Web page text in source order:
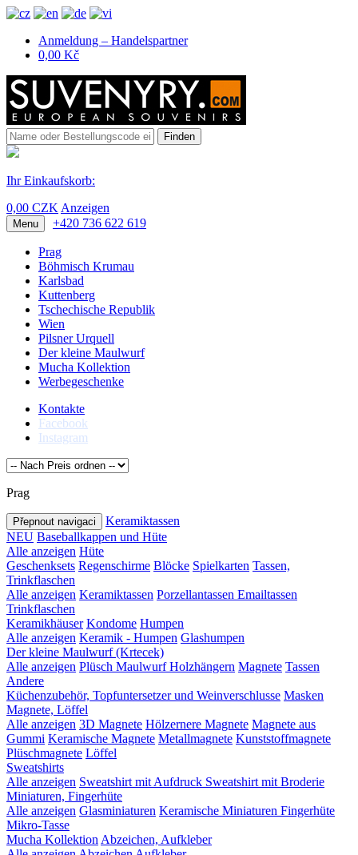
Anmeldung – Handelspartner
0,00 Kč
Finden
Ihr Einkaufskorb:
0,00 CZK Anzeigen
Menu +420 736 622 619
Prag
Böhmisch Krumau
Karlsbad
Kuttenberg
Tschechische Republik
Wien
Pilsner Urquell
Der kleine Maulwurf
Mucha Kollektion
Werbegeschenke
Kontakte
Facebook
Instagram
Prag
Přepnout navigaci
Keramiktassen
NEU Baseballkappen und Hüte
Alle anzeigen Hüte
Geschenksets Regenschirme Blöcke Spielkarten Tassen,
Trinkflaschen
Alle anzeigen Keramiktassen Porzellantassen Emailtassen
Trinkflaschen
Keramikhäuser Kondome Humpen
Alle anzeigen Keramik - Humpen Glashumpen
Der kleine Maulwurf (Krtecek)
Alle anzeigen Plüsch MaulwurfHolzhängern Magnete Tassen
Andere
Küchenzubehör, Topfuntersetzer und Weinverschlusse Masken
Magnete, Löffel
Alle anzeigen 3D Magnete Hölzernere Magnete Magnete aus
Gummi Keramische Magnete Metallmagnete Kunststoffmagnete
Plüschmagnete Löffel
Sweatshirts
Alle anzeigen Sweatshirt mit Aufdruck Sweatshirt mit Broderie
Miniaturen, Fingerhüte
Alle anzeigen Glasminiaturen Keramische Miniaturen Fingerhüte
Mikro-Tasse
Mucha Kollektion Abzeichen, Aufkleber